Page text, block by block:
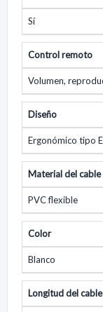
Sí
Control remoto
Volumen,
Diseño
Ergonómico tipo
Material del cable
PVC flexible
Color
Blanco
Longitud del cable